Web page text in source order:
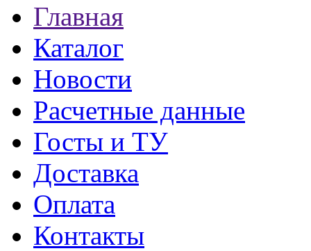
Главная
Каталог
Новости
Расчетные данные
Госты и ТУ
Доставка
Оплата
Контакты